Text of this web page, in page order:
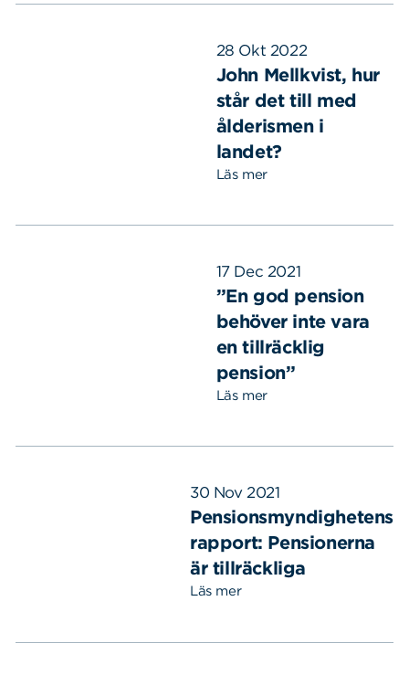
28 Okt 2022
John Mellkvist, hur
står det till med
ålderismen i
landet?
Läs mer
17 Dec 2021
”En god pension
behöver inte vara
en tillräcklig
pension”
Läs mer
30 Nov 2021
Pensionsmyndighetens
rapport: Pensionerna
är tillräckliga
Läs mer